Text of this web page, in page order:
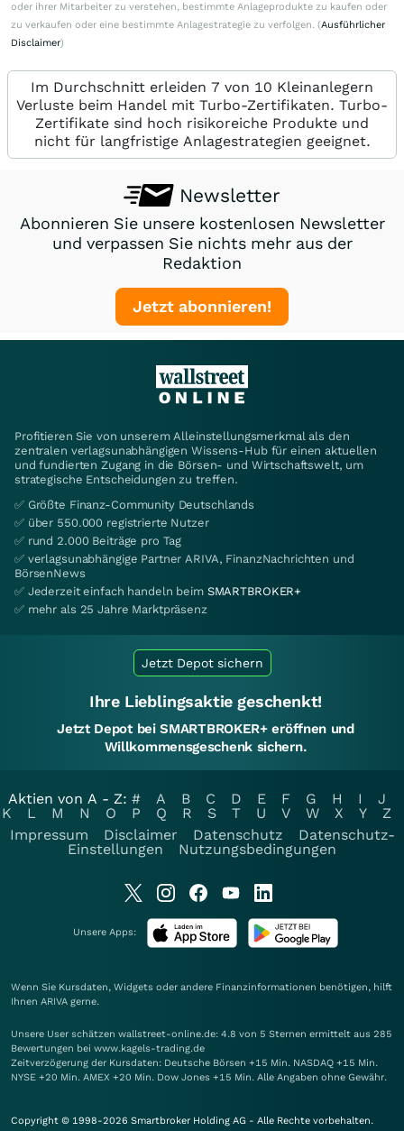
oder ihrer Mitarbeiter zu verstehen, bestimmte Anlageprodukte zu kaufen oder
zu verkaufen oder eine bestimmte Anlagestrategie zu verfolgen. (Ausführlicher
Disclaimer)
Im Durchschnitt erleiden 7 von 10 Kleinanlegern
Verluste beim Handel mit Turbo-Zertifikaten. Turbo-
Zertifikate sind hoch risikoreiche Produkte und
nicht für langfristige Anlagestrategien geeignet.
Newsletter
Abonnieren Sie unsere kostenlosen Newsletter
und verpassen Sie nichts mehr aus der
Redaktion
Jetzt abonnieren!
Profitieren Sie von unserem Alleinstellungsmerkmal als den
zentralen verlagsunabhängigen Wissens-Hub für einen aktuellen
und fundierten Zugang in die Börsen- und Wirtschaftswelt, um
strategische Entscheidungen zu treffen.
✅ Größte Finanz-Community Deutschlands
✅ über 550.000 registrierte Nutzer
✅ rund 2.000 Beiträge pro Tag
✅ verlagsunabhängige Partner ARIVA, FinanzNachrichten und
BörsenNews
✅ Jederzeit einfach handeln beim SMARTBROKER+
✅ mehr als 25 Jahre Marktpräsenz
Jetzt Depot sichern
Ihre Lieblingsaktie geschenkt!
Jetzt Depot bei SMARTBROKER+ eröffnen und
Willkommensgeschenk sichern.
Aktien von A - Z: # A B C D E F G H I
J
K
L M N O P Q R S T U V W X Y
Z
Impressum
Disclaimer Datenschutz
Datenschutz-
Einstellungen
Nutzungsbedingungen
Unsere Apps:
Wenn Sie Kursdaten, Widgets oder andere Finanzinformationen benötigen, hilft
Ihnen ARIVA gerne.
Unsere User schätzen wallstreet-online.de: 4.8 von 5 Sternen ermittelt aus 285
Bewertungen bei www.kagels-trading.de
Zeitverzögerung der Kursdaten: Deutsche Börsen +15 Min. NASDAQ +15 Min.
NYSE +20 Min. AMEX +20 Min. Dow Jones +15 Min. Alle Angaben ohne Gewähr.
Copyright © 1998-2026 Smartbroker Holding AG - Alle Rechte vorbehalten.